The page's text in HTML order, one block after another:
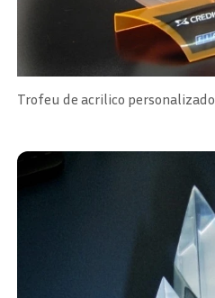
Trofeu de acrilico personalizado